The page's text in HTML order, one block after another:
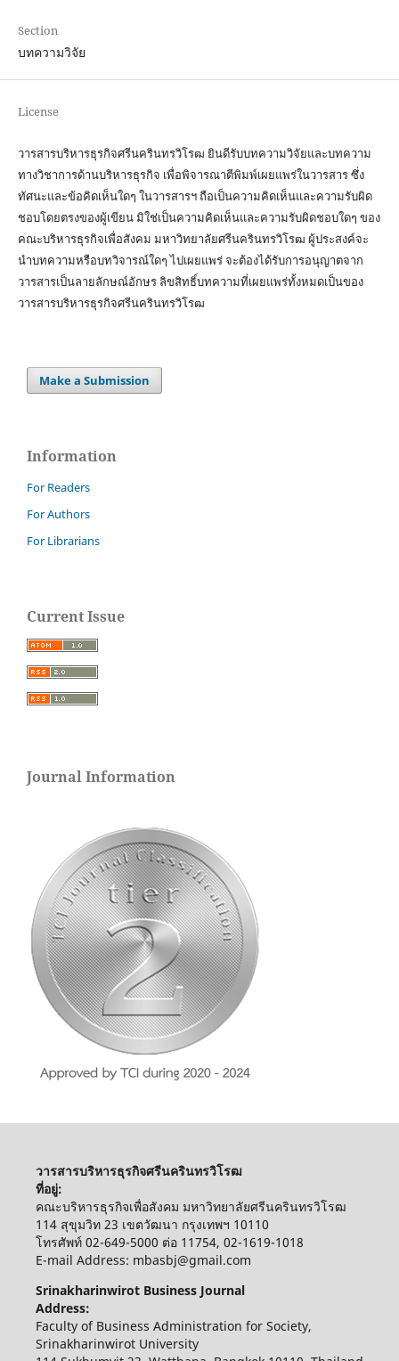
Section
บทความวิจัย
License
วารสารบริหารธุรกิจศรีนครินทรวิโรฒ ยินดีรับบทความวิจัยและบทความ
ทางวิชาการด้านบริหารธุรกิจ เพื่อพิจารณาตีพิมพ์เผยแพร่ในวารสาร ซึ่ง
ทัศนะและข้อคิดเห็นใดๆ ในวารสารฯ ถือเป็นความคิดเห็นและความรับผิด
ชอบโดยตรงของผู้เขียน มิใช่เป็นความคิดเห็นและความรับผิดชอบใดๆ ของ
คณะบริหารธุรกิจเพื่อสังคม มหาวิทยาลัยศรีนครินทรวิโรฒ ผู้ประสงค์จะ
นำบทความหรือบทวิจารณ์ใดๆ ไปเผยแพร่ จะต้องได้รับการอนุญาตจาก
วารสารเป็นลายลักษณ์อักษร ลิขสิทธิ์บทความที่เผยแพร่ทั้งหมดเป็นของ
วารสารบริหารธุรกิจศรีนครินทรวิโรฒ
Make a Submission
Information
For Readers
For Authors
For Librarians
Current Issue
Journal Information
วารสารบริหารธุรกิจศรีนครินทรวิโรฒ
ที่อยู่:
คณะบริหารธุรกิจเพื่อสังคม มหาวิทยาลัยศรีนครินทรวิโรฒ
114 สุขุมวิท 23 เขตวัฒนา กรุงเทพฯ 10110
โทรศัพท์ 02-649-5000 ต่อ 11754, 02-1619-1018
E-mail Address: mbasbj@gmail.com
Srinakharinwirot Business Journal
Address:
Faculty of Business Administration for Society,
Srinakharinwirot University